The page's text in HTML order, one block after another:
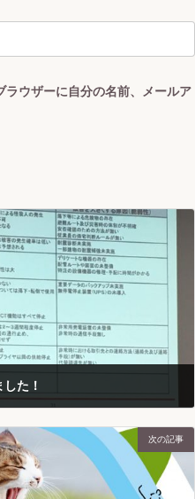
ウザーに自分の名前、メールア
た！
次の記事